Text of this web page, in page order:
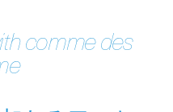
comme des